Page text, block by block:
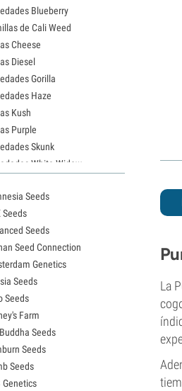
La
Blueberry
de Cali Weed
Cheese
Diesel
Gorilla
Haze
Kush
Purple
Skunk
White Widow
de Granddaddy Purple
de OG Kush
de Blue Dream
de Lemon Haze
de Bruce Banner
de Gelato
de Sour Diesel
de Jack Herer
de Girl Scout Cookies
de Wedding Cake
de Zkittlez
de Pineapple Express
Seeds
Seeds
Seeds
Seed Connection
Genetics
Seeds
Seeds
Farm
Seeds
Seeds
Seeds
Genetics